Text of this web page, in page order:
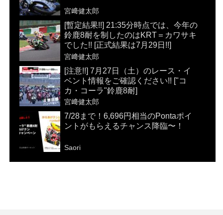
宮﨑健太郎
[暫定結果!!] 21:35分時点では、今年の
鈴鹿8耐を制したのはKRT＝カワサキ
でした!! [正式結果は7月29日!!]
宮﨑健太郎
[注意!!] 7月27日（土）のレース・イ
ベント情報をご確認ください!! ["コ
カ・コーラ"鈴鹿8耐]
宮﨑健太郎
7/28まで！6,696円相当のPontaポイ
ントがもらえるチャンス降臨〜！
Saori